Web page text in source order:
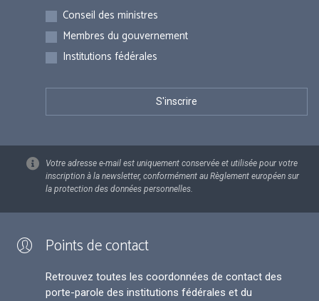
Inscriptions
Conseil des ministres
Membres du gouvernement
Institutions fédérales
Votre adresse e-mail est uniquement conservée et utilisée pour votre
inscription à la newsletter, conformément au Règlement européen sur
la protection des données personnelles.
Points de contact
Retrouvez toutes les coordonnées de contact des
porte-parole des institutions fédérales et du